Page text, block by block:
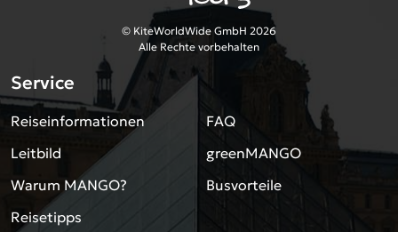
© KiteWorldWide GmbH 2026
Alle Rechte vorbehalten
Service
Reiseinformationen
Leitbild
Warum MANGO?
Reisetipps
FAQ
greenMANGO
Busvorteile